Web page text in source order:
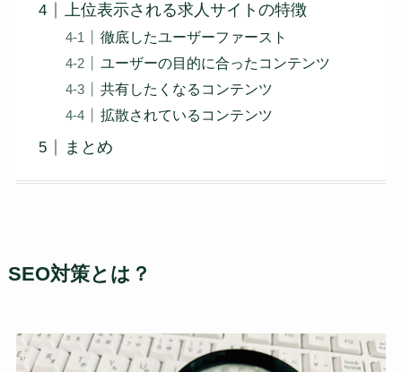
上位表示される求人サイトの特徴
徹底したユーザーファースト
ユーザーの目的に合ったコンテンツ
共有したくなるコンテンツ
拡散されているコンテンツ
まとめ
SEO対策とは？